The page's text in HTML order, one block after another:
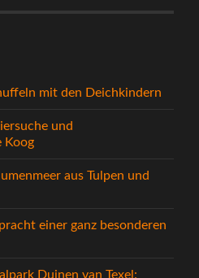
mit den Deichkindern
und
Koog
aus Tulpen und
einer ganz besonderen
Duinen van Texel: